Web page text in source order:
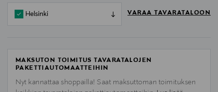
Helsinki VARAA TAVARATALOON
MAKSUTON TOIMITUS TAVARATALOJEN
PAKETTIAUTOMAATTEIHIN
Nyt kannattaa shoppailla! Saat maksuttoman toimituksen